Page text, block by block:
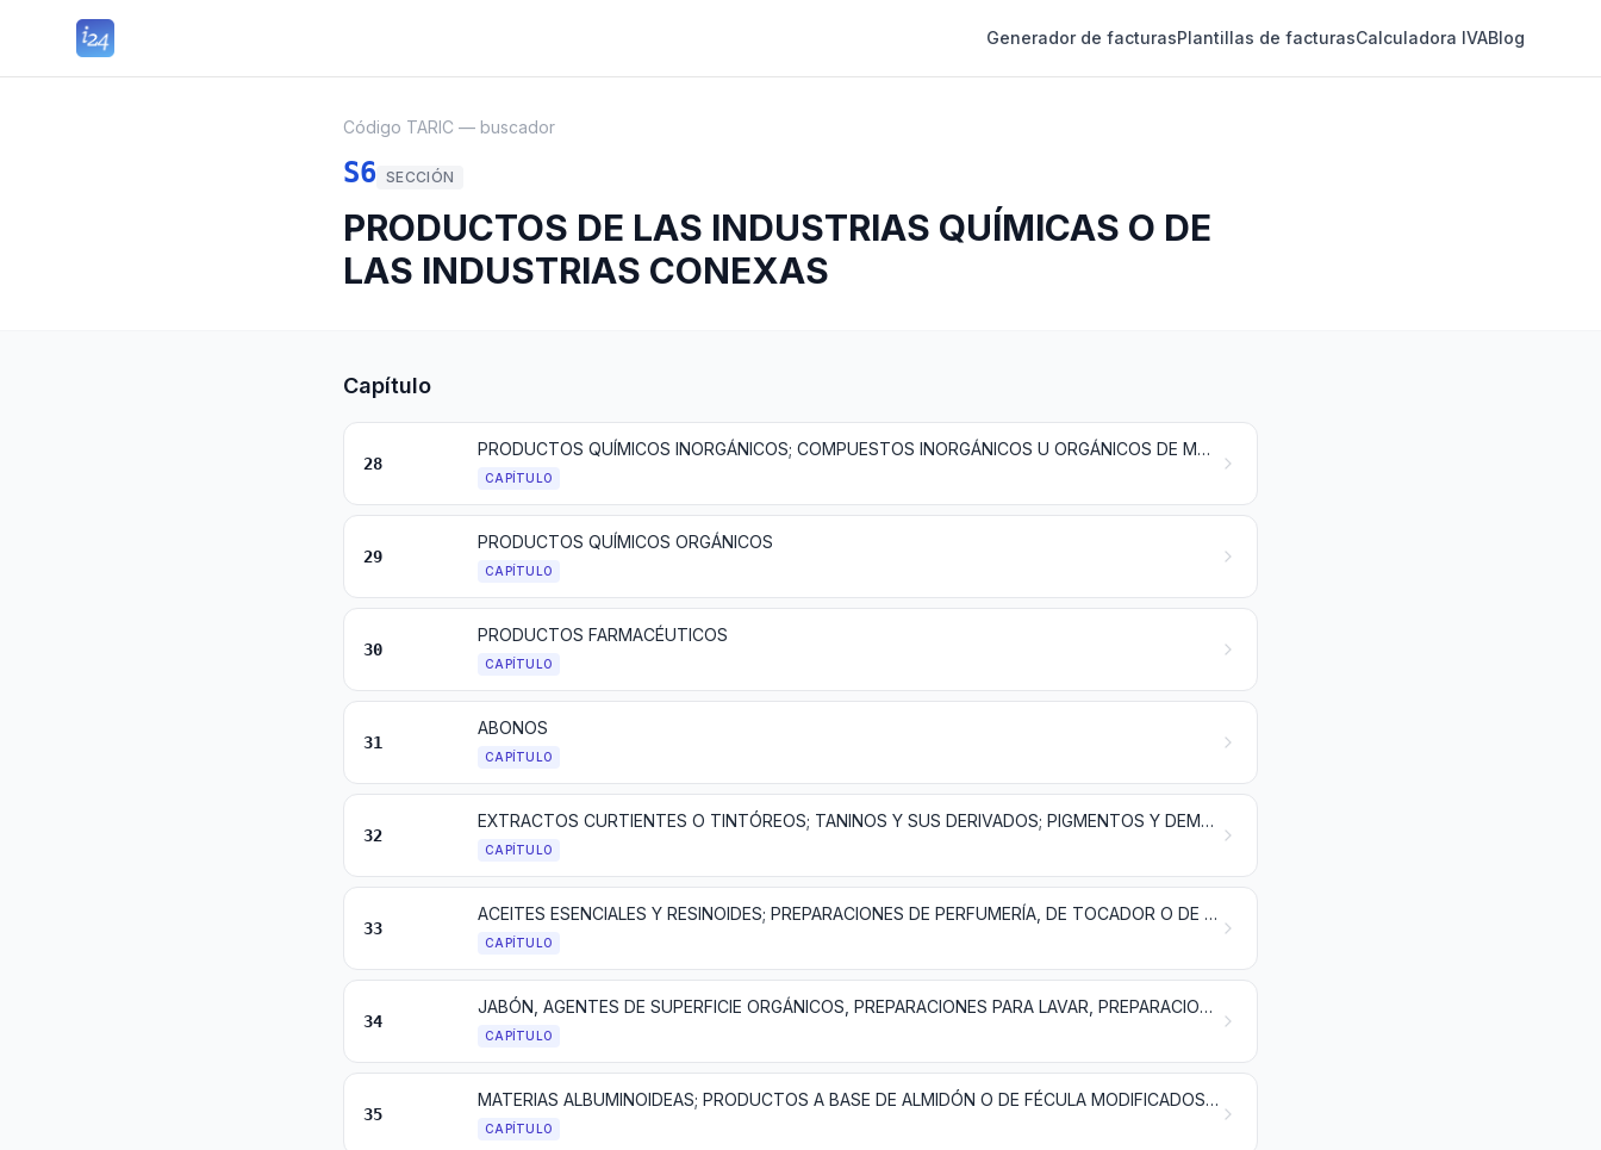
Generador de facturasPlantillas de facturasCalculadora IVABlog
Código TARIC — buscador
S6 SECCIÓN
PRODUCTOS DE LAS INDUSTRIAS QUÍMICAS O DE
LAS INDUSTRIAS CONEXAS
Capítulo
28
PRODUCTOS QUÍMICOS INORGÁNICOS; COMPUESTOS INORGÁNICOS U ORGÁNICOS DE METAL PRECIOSO, DE ELEMENTOS RADIACTIVOS, DE METALES DE LAS TIERRAS RARAS O DE ISÓTOPOS
CAPÍTULO
29
PRODUCTOS QUÍMICOS ORGÁNICOS
CAPÍTULO
30
PRODUCTOS FARMACÉUTICOS
CAPÍTULO
31
ABONOS
CAPÍTULO
32
EXTRACTOS CURTIENTES O TINTÓREOS; TANINOS Y SUS DERIVADOS; PIGMENTOS Y DEMÁS MATERIAS COLORANTES; PINTURAS Y BARNICES; MÁSTIQUES; TINTAS
CAPÍTULO
33
ACEITES ESENCIALES Y RESINOIDES; PREPARACIONES DE PERFUMERÍA, DE TOCADOR O DE COSMÉTICA
CAPÍTULO
34
JABÓN, AGENTES DE SUPERFICIE ORGÁNICOS, PREPARACIONES PARA LAVAR, PREPARACIONES LUBRICANTES, CERAS ARTIFICIALES, CERAS PREPARADAS, PRODUCTOS DE LIMPIEZA, VELAS Y ARTÍCULOS SIMILARES, PASTAS PARA MODELAR, «CERAS PARA ODONTOLOGÍA» Y PREPARACIONES PARA ODONTOLOGÍA A BASE DE YESO FRAGUABLE
CAPÍTULO
35
MATERIAS ALBUMINOIDEAS; PRODUCTOS A BASE DE ALMIDÓN O DE FÉCULA MODIFICADOS; COLAS; ENZIMAS
CAPÍTULO